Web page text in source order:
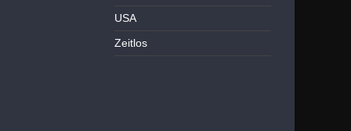
USA
Zeitlos